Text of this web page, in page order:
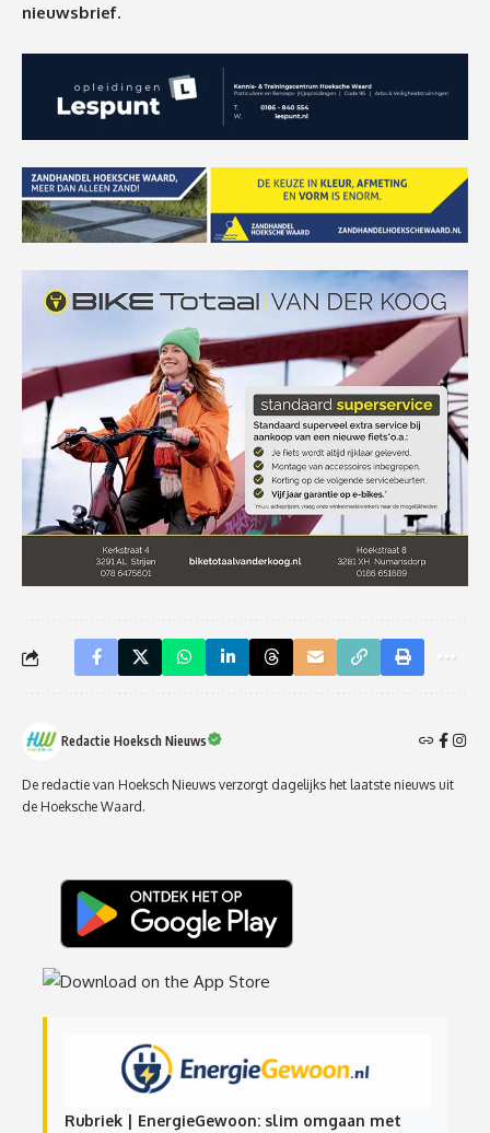
nieuwsbrief.
Redactie Hoeksch Nieuws
De redactie van Hoeksch Nieuws verzorgt dagelijks het laatste nieuws uit
de Hoeksche Waard.
Rubriek | EnergieGewoon: slim omgaan met